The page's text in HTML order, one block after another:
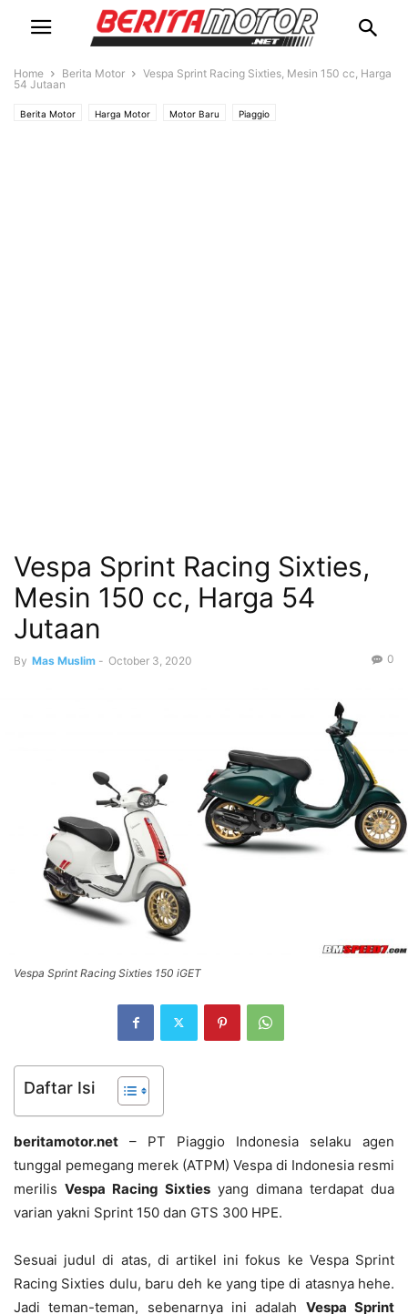
Home Berita Motor
Vespa Sprint Racing Sixties, Mesin 150 cc, Harga
54 Jutaan
Berita Motor Harga Motor Motor Baru Piaggio
Vespa Sprint Racing Sixties,
Mesin 150 cc, Harga 54
Jutaan
By Mas Muslim - October 3, 2020 0
Vespa Sprint Racing Sixties 150 iGET
Daftar Isi
beritamotor.net – PT Piaggio Indonesia selaku agen
tunggal pemegang merek (ATPM) Vespa di Indonesia resmi
merilis Vespa Racing Sixties yang dimana terdapat dua
varian yakni Sprint 150 dan GTS 300 HPE.
Sesuai judul di atas, di artikel ini fokus ke Vespa Sprint
Racing Sixties dulu, baru deh ke yang tipe di atasnya hehe.
Jadi teman-teman, sebenarnya ini adalah Vespa Sprint